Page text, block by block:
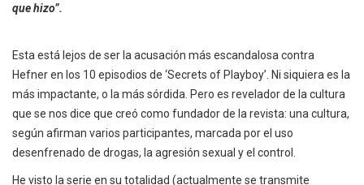
que hizo”.
Esta está lejos de ser la acusación más escandalosa contra
Hefner en los 10 episodios de ‘Secrets of Playboy’. Ni siquiera es la
más impactante, o la más sórdida. Pero es revelador de la cultura
que se nos dice que creó como fundador de la revista: una cultura,
según afirman varios participantes, marcada por el uso
desenfrenado de drogas, la agresión sexual y el control.
He visto la serie en su totalidad (actualmente se transmite